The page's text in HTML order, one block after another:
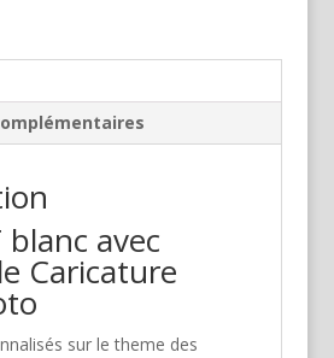
blanc avec
Caricature
sur le theme des